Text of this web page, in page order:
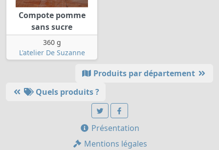
Compote pomme
sans sucre
360 g
L'atelier De Suzanne
Produits par département
Quels produits ?
Présentation
Mentions légales